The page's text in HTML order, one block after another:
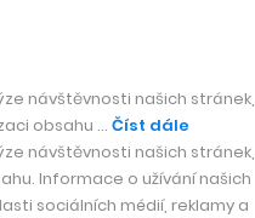
návštěvnosti našich stránek,
obsahu … Číst dále
návštěvnosti našich stránek,
Informace o užívání našich
sociálních médií, reklamy a